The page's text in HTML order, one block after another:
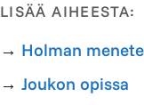
LISÄÄ AIHEESTA:
→ Holman
→ Joukon opissa